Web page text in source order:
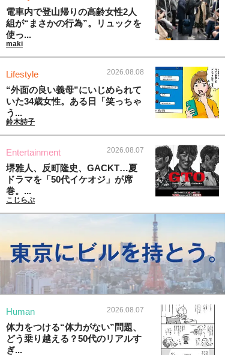
電車内で登山帰りの高齢女性2人
組が“まさかの行為”。リュックを
使っ...
maki
Lifestyle 2026.08.08
“外面の良い義母”にいじめられて
いた34歳女性。ある日「笑っちゃ
う...
鈴木詩子
Entertainment 2026.08.07
堺雅人、反町隆史、GACKT…夏
ドラマを「50代イケオジ」が席
巻。...
こじらぶ
Human 2026.08.07
体力をつける“体力がない”問題、
どう乗り越える？50代のリアルす
ぎ...